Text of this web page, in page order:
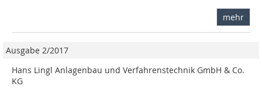
mehr
Ausgabe 2/2017
Hans Lingl Anlagenbau und Verfahrenstechnik GmbH & Co.
KG